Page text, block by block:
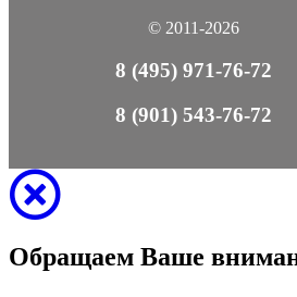
© 2011-2026
8 (495) 971-76-72
8 (901) 543-76-72
Обращаем Ваше